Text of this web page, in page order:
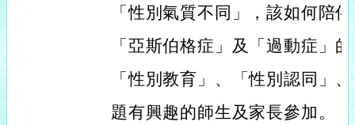
「性別氣質不同」，該如何陪
「亞斯伯格症」及「過動症」
「性別教育」、「性別認同」
題有興趣的師生及家長參加。